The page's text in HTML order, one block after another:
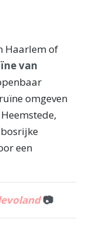
Haarlem of
van
omgeven
bosrijke
een
📷